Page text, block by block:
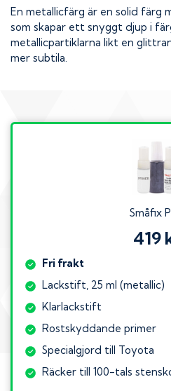
En metallicfärg är en solid färg
som skapar ett snyggt djup i
metallicpartiklarna likt en
mer subtila.
Småfix
419
Fri frakt
Lackstift, 25 ml (metallic)
Klarlackstift
Rostskyddande primer
Specialgjord till Toyota
Räcker till 100-tals